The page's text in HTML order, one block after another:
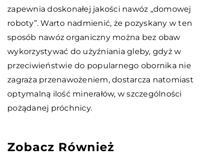
zapewnia doskonałej jakości nawóz „domowej
roboty”. Warto nadmienić, że pozyskany w ten
sposób nawóz organiczny można bez obaw
wykorzystywać do użyźniania gleby, gdyż w
przeciwieństwie do popularnego obornika nie
zagraża przenawożeniem, dostarcza natomiast
optymalną ilość minerałów, w szczególności
pożądanej próchnicy.
Zobacz Również